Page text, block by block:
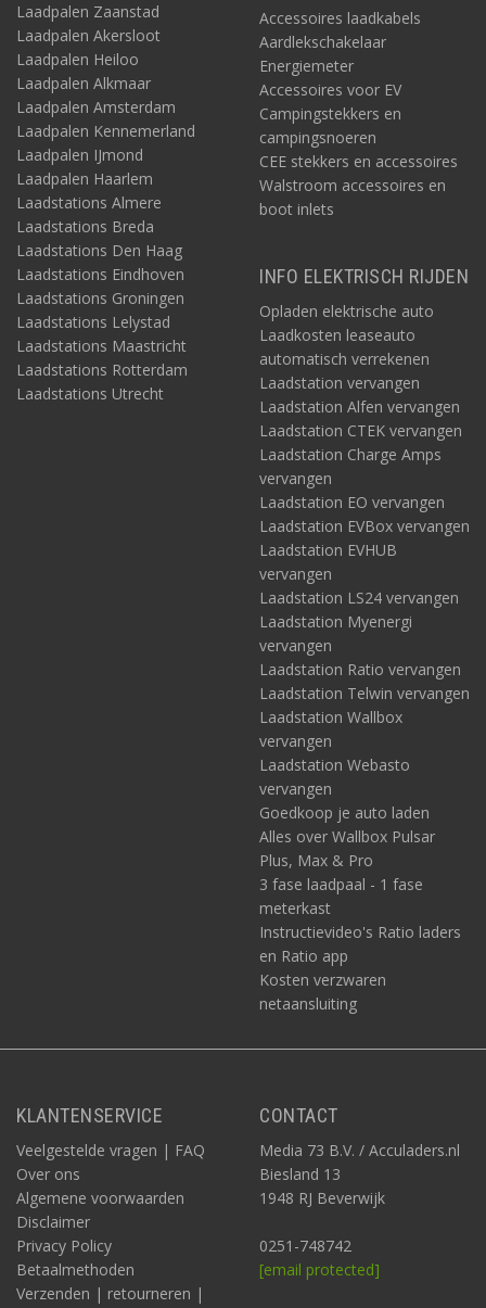
Laadpalen Zaanstad
Laadpalen Akersloot
Laadpalen Heiloo
Laadpalen Alkmaar
Laadpalen Amsterdam
Laadpalen Kennemerland
Laadpalen IJmond
Laadpalen Haarlem
Laadstations Almere
Laadstations Breda
Laadstations Den Haag
Laadstations Eindhoven
Laadstations Groningen
Laadstations Lelystad
Laadstations Maastricht
Laadstations Rotterdam
Laadstations Utrecht
Accessoires laadkabels
Aardlekschakelaar
Energiemeter
Accessoires voor EV
Campingstekkers en
campingsnoeren
CEE stekkers en accessoires
Walstroom accessoires en
boot inlets
INFO ELEKTRISCH RIJDEN
Opladen elektrische auto
Laadkosten leaseauto
automatisch verrekenen
Laadstation vervangen
Laadstation Alfen vervangen
Laadstation CTEK vervangen
Laadstation Charge Amps
vervangen
Laadstation EO vervangen
Laadstation EVBox vervangen
Laadstation EVHUB
vervangen
Laadstation LS24 vervangen
Laadstation Myenergi
vervangen
Laadstation Ratio vervangen
Laadstation Telwin vervangen
Laadstation Wallbox
vervangen
Laadstation Webasto
vervangen
Goedkoop je auto laden
Alles over Wallbox Pulsar
Plus, Max & Pro
3 fase laadpaal - 1 fase
meterkast
Instructievideo's Ratio laders
en Ratio app
Kosten verzwaren
netaansluiting
KLANTENSERVICE
Veelgestelde vragen | FAQ
Over ons
Algemene voorwaarden
Disclaimer
Privacy Policy
Betaalmethoden
Verzenden | retourneren |
CONTACT
Media 73 B.V. / Acculaders.nl
Biesland 13
1948 RJ Beverwijk
0251-748742
[email protected]